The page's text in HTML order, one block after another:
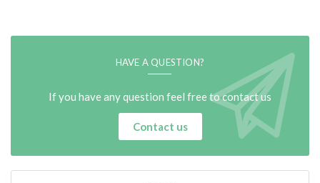
HAVE A QUESTION?
If you have any question feel free to contact us
Contact us